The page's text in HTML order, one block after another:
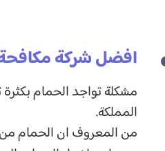
افضل شركة
مشكلة تواجد الحمام
المملكة.
من المعروف ان الحمام من